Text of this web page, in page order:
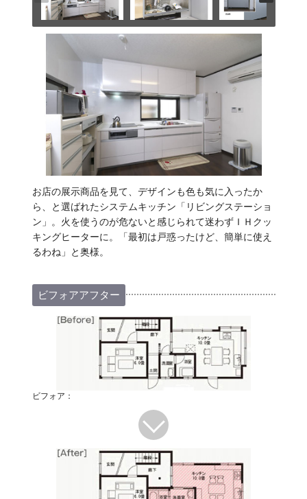
お店の展示商品を見て、デザインも色も気に入ったか
ら、と選ばれたシステムキッチン「リビングステーショ
ン」。火を使うのが危ないと感じられて迷わずＩＨクッ
キングヒーターに。「最初は戸惑ったけど、簡単に使え
るわね」と奥様。
ビフォアアフター
ビフォア：